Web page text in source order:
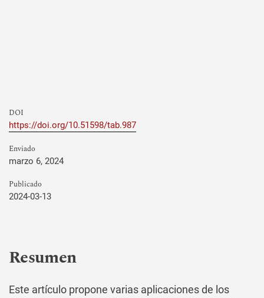
DOI
https://doi.org/10.51598/tab.987
Enviado
marzo 6, 2024
Publicado
2024-03-13
Resumen
Este artículo propone varias aplicaciones de los